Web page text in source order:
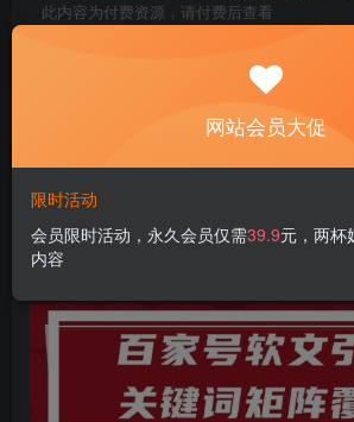
此内容为付费资源，请付费后查看
￥4
百家号矩阵软文引流文章粉是非常精准
流量长期且稳定【揭秘】
网站会员大促
限时活动
会员限时活动，永久会员仅需39.9元，两杯
内容